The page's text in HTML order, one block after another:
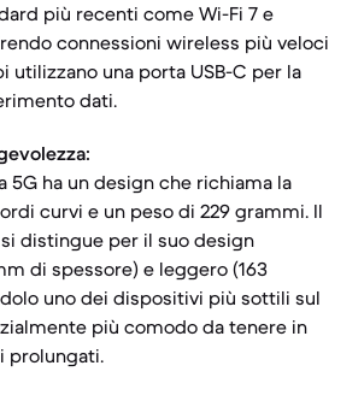
più recenti come Wi-Fi 7 e
connessioni wireless più veloci
utilizzano una porta USB-C per la
dati.
5G ha un design che richiama la
curvi e un peso di 229 grammi. Il
si distingue per il suo design
di spessore) e leggero (163
uno dei dispositivi più sottili sul
più comodo da tenere in
prolungati.